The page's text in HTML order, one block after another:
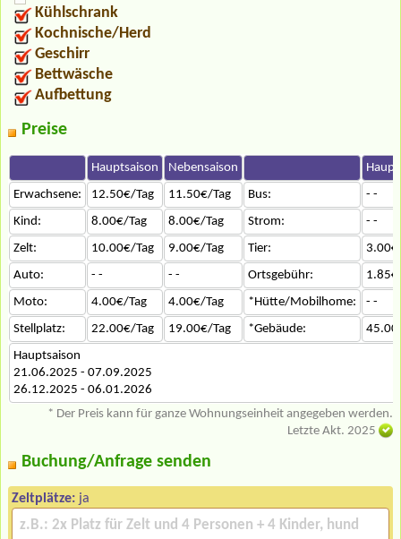
Kühlschrank
Kochnische/Herd
Geschirr
Bettwäsche
Aufbettung
Preise
Hauptsaison Nebensaison
Erwachsene:
12.50€/Tag 11.50€/Tag Bus:
- -
Kind:
8.00€/Tag 8.00€/Tag Strom:
- -
Zelt:
10.00€/Tag 9.00€/Tag Tier:
Auto:
- - - - Ortsgebühr:
Moto:
4.00€/Tag 4.00€/Tag *Hütte/Mobilhome:
- -
Stellplatz:
22.00€/Tag 19.00€/Tag *Gebäude:
Hauptsaison
21.06.2025 - 07.09.2025
26.12.2025 - 06.01.2026
* Der Preis kann für ganze Wohnungseinheit angegeben werden.
Letzte Akt. 2025
Buchung/Anfrage senden
Zeltplätze: ja